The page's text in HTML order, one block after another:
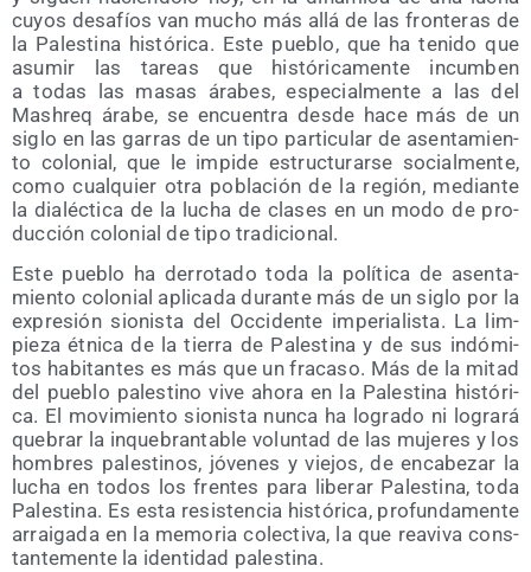
cuyos desa­fíos van mucho más allá de las fron­te­ras de
la Pales­ti­na his­tó­ri­ca. Este pue­blo, que ha teni­do que
asu­mir las tareas que his­tó­ri­ca­men­te incum­ben
a todas las masas ára­bes, espe­cial­men­te a las del
Mash­req ára­be, se encuen­tra des­de hace más de un
siglo en las garras de un tipo par­ti­cu­lar de asen­ta­mien­
to colo­nial, que le impi­de estruc­tu­rar­se social­men­te,
como cual­quier otra pobla­ción de la región, median­te
la dia­léc­ti­ca de la lucha de cla­ses en un modo de pro­
duc­ción colo­nial de tipo tradicional.
Este pue­blo ha derro­ta­do toda la polí­ti­ca de asen­ta­
mien­to colo­nial apli­ca­da duran­te más de un siglo por la
expre­sión sio­nis­ta del Occi­den­te impe­ria­lis­ta. La lim­
pie­za étni­ca de la tie­rra de Pales­ti­na y de sus indó­mi­
tos habi­tan­tes es más que un fra­ca­so. Más de la mitad
del pue­blo pales­tino vive aho­ra en la Pales­ti­na his­tó­ri­
ca. El movi­mien­to sio­nis­ta nun­ca ha logra­do ni logra­rá
que­brar la inque­bran­ta­ble volun­tad de las muje­res y los
hom­bres pales­ti­nos, jóve­nes y vie­jos, de enca­be­zar la
lucha en todos los fren­tes para libe­rar Pales­ti­na, toda
Pales­ti­na. Es esta resis­ten­cia his­tó­ri­ca, pro­fun­da­men­te
arrai­ga­da en la memo­ria colec­ti­va, la que reavi­va cons­
tan­te­men­te la iden­ti­dad palestina.